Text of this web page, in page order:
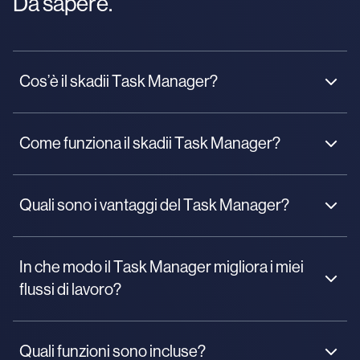
Cos’è il skadii Task Manager?
Come funziona il skadii Task Manager?
Quali sono i vantaggi del Task Manager?
Comunica in modo efficace con commenti e
allegati.
Monitora le attività con promemoria e notifiche.
In che modo il Task Manager migliora i miei
flussi di lavoro?
Quali funzioni sono incluse?